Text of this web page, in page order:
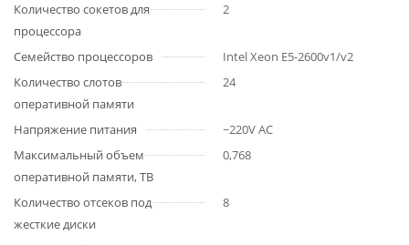
Количество сокетов для
процессора
2
Семейство процессоров
Intel Xeon E5-2600v1/v2
Количество слотов
оперативной памяти
24
Напряжение питания
~220V AC
Максимальный объем
оперативной памяти, TB
0,768
Количество отсеков под
жесткие диски
8